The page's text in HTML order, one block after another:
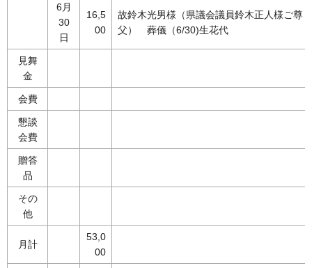
6月
30
日
16,5
00
故鈴木光男様（県議会議員鈴木正人様ご尊
父） 葬儀（6/30)生花代
見舞
金
会費
懇談
会費
贈答
品
その
他
月計
53,0
00